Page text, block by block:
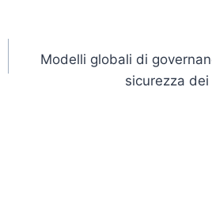
Modelli globali di
sicurezza